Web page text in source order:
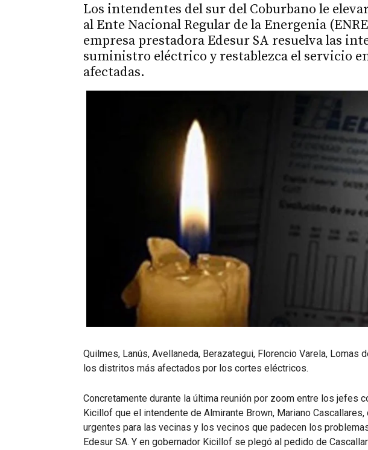
Los intendentes del sur del Coburbano le
al Ente Nacional Regular de la Energenia
empresa prestadora Edesur SA resuelva las
suministro eléctrico y restablezca el servicio
afectadas.
Quilmes, Lanús, Avellaneda, Berazategui, Florencio Varela, Lomas
los distritos más afectados por los cortes eléctricos.
Concretamente durante la última reunión por zoom entre los jefes
Kicillof que el intendente de Almirante Brown, Mariano
urgentes para las vecinas y los vecinos que padecen los
Edesur SA. Y en gobernador Kicillof se plegó al pedido de